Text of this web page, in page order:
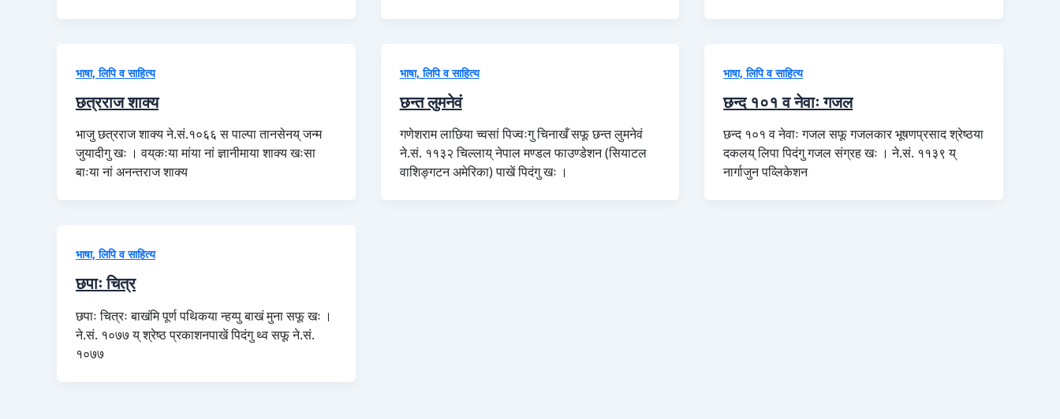
भाषा, लिपि व साहित्य
छत्रराज शाक्य
भाजु छत्रराज शाक्य ने.सं.१०६६ स पाल्पा तानसेनय् जन्म
जुयादीगु खः । वय्‌कःया मांया नां ज्ञानीमाया शाक्य खःसा
बाःया नां अनन्तराज शाक्य
भाषा, लिपि व साहित्य
छन्त लुमनेवं
गणेशराम लाछिया च्वसां पिज्वःगु चिनाखँ सफू छन्त लुमनेवं
ने.सं. ११३२ चिल्लाय् नेपाल मण्डल फाउण्डेशन (सियाटल
वाशिङ्गटन अमेरिका) पाखें पिदंगु खः ।
भाषा, लिपि व साहित्य
छन्द १०१ व नेवाः गजल
छन्द १०१ व नेवाः गजल सफू गजलकार भूषणप्रसाद श्रेष्ठया
दकलय् लिपा पिदंगु गजल संग्रह खः । ने.सं. ११३९ य्
नार्गाजुन पव्लिकेशन
भाषा, लिपि व साहित्य
छपाः चित्र
छपाः चित्रः बाखंमि पूर्ण पथिकया न्हय्पु बाखं मुना सफू खः ।
ने.सं. १०७७ य् श्रेष्ठ प्रकाशनपाखें पिदंगु थ्व सफू ने.सं.
१०७७